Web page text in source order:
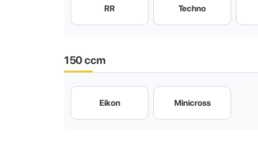
RR Techno
150 ccm
Eikon Minicross